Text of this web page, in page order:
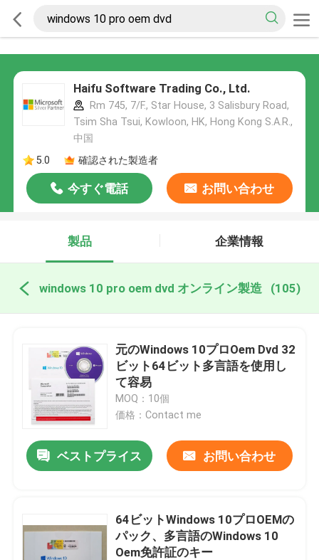
Haifu Software Trading Co., Ltd.
Rm 745, 7/F., Star House, 3 Salisbury Road,
Tsim Sha Tsui, Kowloon, HK, Hong Kong S.A.R.,
中国
5.0
確認された製造者
今すぐ電話 お問い合わせ
製品 企業情報
windows 10 pro oem dvd オンライン製造 (105)
元のWindows 10プロOem Dvd 32
ビット64ビット多言語を使用し
て容易
MOQ：10個
価格：Contact me
ベストプライス お問い合わせ
64ビットWindows 10プロOEMの
パック、多言語のWindows 10
Oem免許証のキー